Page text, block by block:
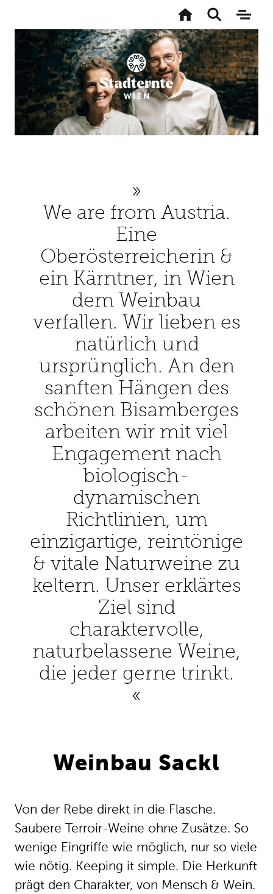
zum
Toggle
search
Startseite
We are from Austria.
Eine
Oberösterreicherin &
ein Kärntner, in Wien
dem Weinbau
verfallen. Wir lieben es
natürlich und
ursprünglich. An den
sanften Hängen des
schönen Bisamberges
arbeiten wir mit viel
Engagement nach
biologisch-
dynamischen
Richtlinien, um
einzigartige, reintönige
& vitale Naturweine zu
keltern. Unser erklärtes
Ziel sind
charaktervolle,
naturbelassene Weine,
die jeder gerne trinkt.
Weinbau Sackl
Von der Rebe direkt in die Flasche.
Saubere Terroir-Weine ohne Zusätze. So
wenige Eingriffe wie möglich, nur so viele
wie nötig. Keeping it simple. Die Herkunft
prägt den Charakter, von Mensch & Wein.